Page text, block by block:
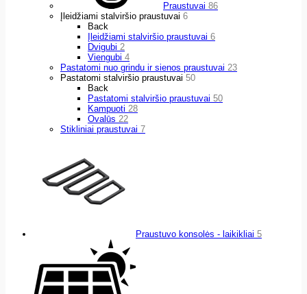
Praustuvai 86
Įleidžiami stalviršio praustuvai 6
Back
Įleidžiami stalviršio praustuvai 6
Dvigubi 2
Viengubi 4
Pastatomi nuo grindu ir sienos praustuvai 23
Pastatomi stalviršio praustuvai 50
Back
Pastatomi stalviršio praustuvai 50
Kampuoti 28
Ovalūs 22
Stikliniai praustuvai 7
Praustuvo konsolės - laikikliai 5